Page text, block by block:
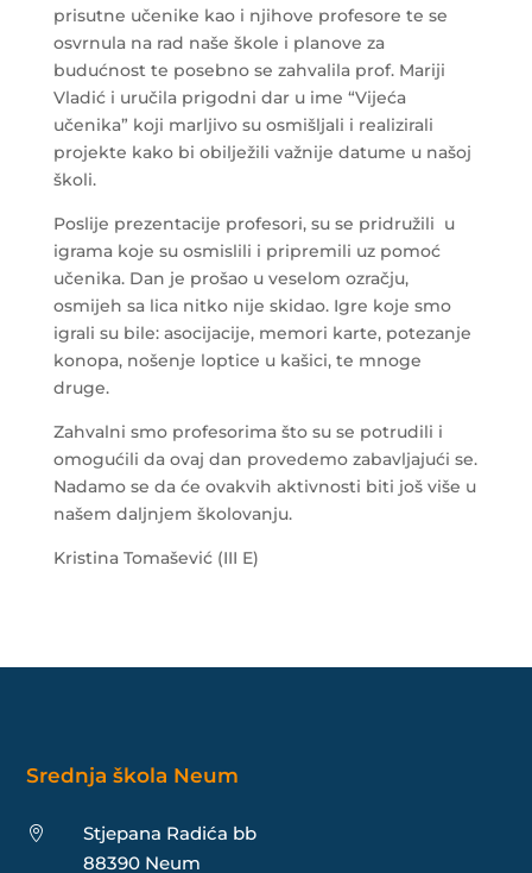
prisutne učenike kao i njihove profesore te se
osvrnula na rad naše škole i planove za
budućnost te posebno se zahvalila prof. Mariji
Vladić i uručila prigodni dar u ime “Vijeća
učenika” koji marljivo su osmišljali i realizirali
projekte kako bi obilježili važnije datume u našoj
školi.
Poslije prezentacije profesori, su se pridružili u
igrama koje su osmislili i pripremili uz pomoć
učenika. Dan je prošao u veselom ozračju,
osmijeh sa lica nitko nije skidao. Igre koje smo
igrali su bile: asocijacije, memori karte, potezanje
konopa, nošenje loptice u kašici, te mnoge
druge.
Zahvalni smo profesorima što su se potrudili i
omogućili da ovaj dan provedemo zabavljajući se.
Nadamo se da će ovakvih aktivnosti biti još više u
našem daljnjem školovanju.
Kristina Tomašević (III E)
Srednja škola Neum

Stjepana Radića bb
88390 Neum